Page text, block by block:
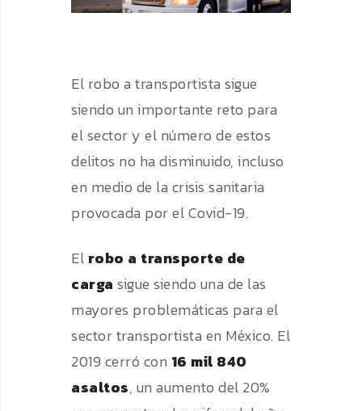
El robo a transportista sigue
siendo un importante reto para
el sector y el número de estos
delitos no ha disminuido, incluso
en medio de la crisis sanitaria
provocada por el Covid-19.
El robo a transporte de
carga sigue siendo una de las
mayores problemáticas para el
sector transportista en México. El
2019 cerró con 16 mil 840
asaltos, un aumento del 20%